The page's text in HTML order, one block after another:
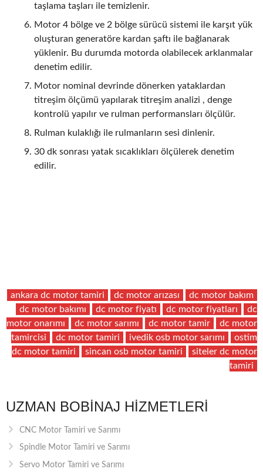
taşlama taşları ile temizlenir.
Motor 4 bölge ve 2 bölge sürücü sistemi ile karşıt yük
oluşturan generatöre kardan şaftı ile bağlanarak
yüklenir. Bu durumda motorda olabilecek arklanmalar
denetim edilir.
Motor nominal devrinde dönerken yataklardan
titreşim ölçümü yapılarak titreşim analizi , denge
kontrolü yapılır ve rulman performansları ölçülür.
Rulman kulaklığı ile rulmanların sesi dinlenir.
30 dk sonrası yatak sıcaklıkları ölçülerek denetim
edilir.
ankara dc motor tamiri dc motor arızası
dc motor bakım
dc motor bakımı
dc motor fiyatı dc motor fiyatları
dc
motor onarımı
dc motor sarımı dc motor tamir
dc motor
tamircisi
dc motor tamiri ivedik osb motor sarımı
ostim
dc motor tamiri
sincan osb motor tamiri
siteler dc motor
tamiri
UZMAN BOBINAJ HIZMETLERI
CNC Motor Tamiri ve Sarımı
Spindle Motor Tamiri ve Sarımı
Servo Motor Tamiri ve Sarımı